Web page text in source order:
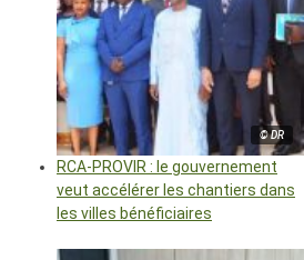
© DR
RCA-PROVIR : le gouvernement
veut accélérer les chantiers dans
les villes bénéficiaires